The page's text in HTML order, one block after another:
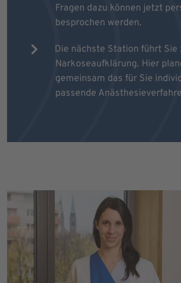
Fragen dazu können jetzt
besprochen werden.
Die nächste Station führt Sie
Narkoseaufklärung. Hier
gemeinsam das für Sie
passende